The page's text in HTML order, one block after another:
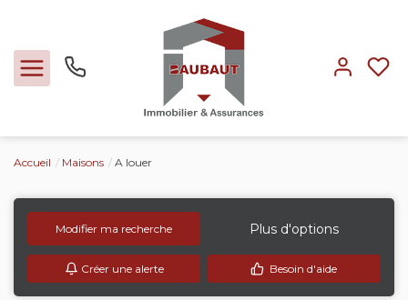
Locations
Expertise
Accueil Maisons A louer
Modifier ma recherche Plus d'options
Créer une alerte Besoin d'aide